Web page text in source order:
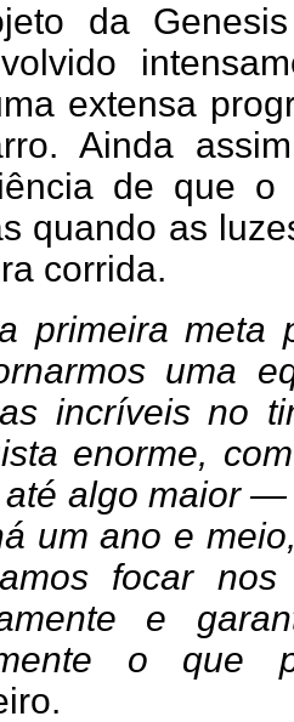
da
extensa
Ainda
de que o
quando as
corrida.
primeira meta
uma
incríveis no
enorme,
até algo maior
um ano e
focar
e
o que